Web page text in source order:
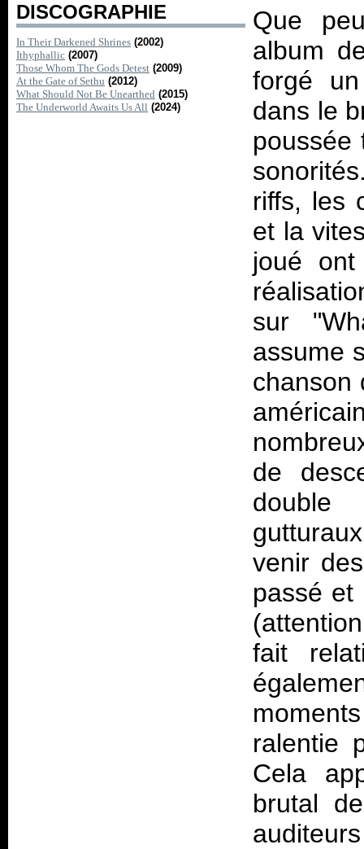
DISCOGRAPHIE
In Their Darkened Shrines (2002)
Ithyphallic (2007)
Those Whom The Gods Detest (2009)
At the Gate of Sethu (2012)
What Should Not Be Unearthed (2015)
The Underworld Awaits Us All (2024)
Que
album
forgé
dans le
poussée
riffs, les
et la
joué
sur
assume
chanson
de
double
venir
passé et
fait
ralentie
Cela
brutal